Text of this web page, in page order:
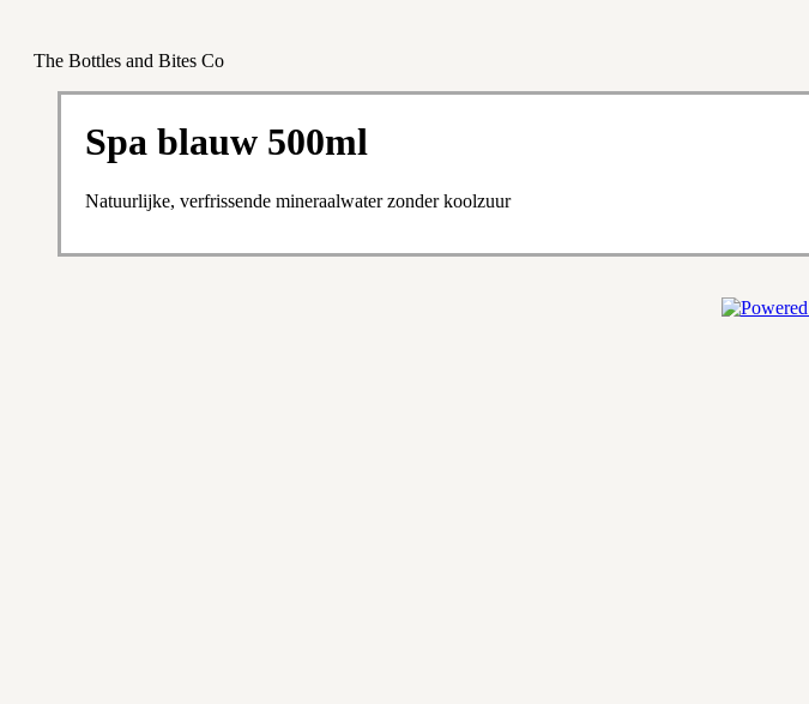
The Bottles and Bites Co
Spa blauw 500ml
Natuurlijke, verfrissende mineraalwater zonder koolzuur